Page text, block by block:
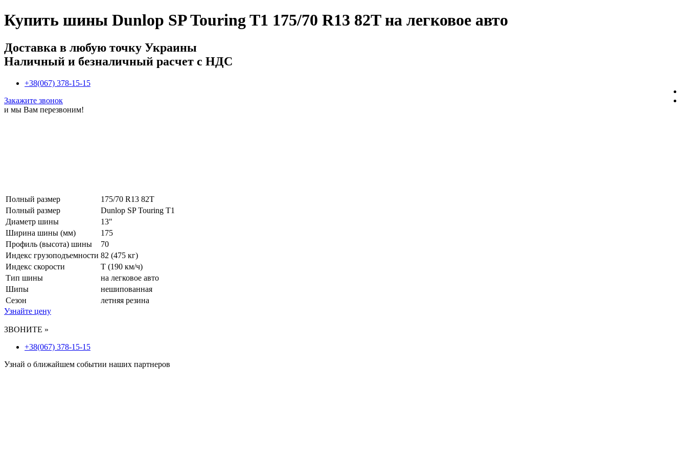
Купить шины Dunlop SP Touring T1 175/70 R13 82Tна легковое авто
Доставка в любую точку Украины
Наличный и безналичный расчет с НДС
+38(067) 378-15-15
Закажите звонок
и мы Вам перезвоним!
Полный размер
175/70 R13 82T
Полный размер
Dunlop SP Touring T1
Диаметр шины
13"
Ширина шины (мм)
175
Профиль (высота) шины
70
Индекс грузоподъемности 82 (475 кг)
Индекс скорости
T (190 км/ч)
Тип шины
на легковое авто
Шипы
нешипованная
Сезон
летняя резина
Узнайте цену
ЗВОНИТЕ »
+38(067) 378-15-15
Узнай о ближайшем событии наших партнеров